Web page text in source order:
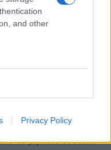
and other
Privacy Policy
ρεύματος
Τέλος Τοπικής
ενοικιαστή, αλλά στη
το μηνιαίο ενοίκιο.